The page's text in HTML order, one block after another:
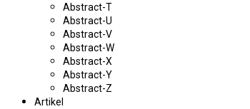
Abstract-T
Abstract-U
Abstract-V
Abstract-W
Abstract-X
Abstract-Y
Abstract-Z
Artikel